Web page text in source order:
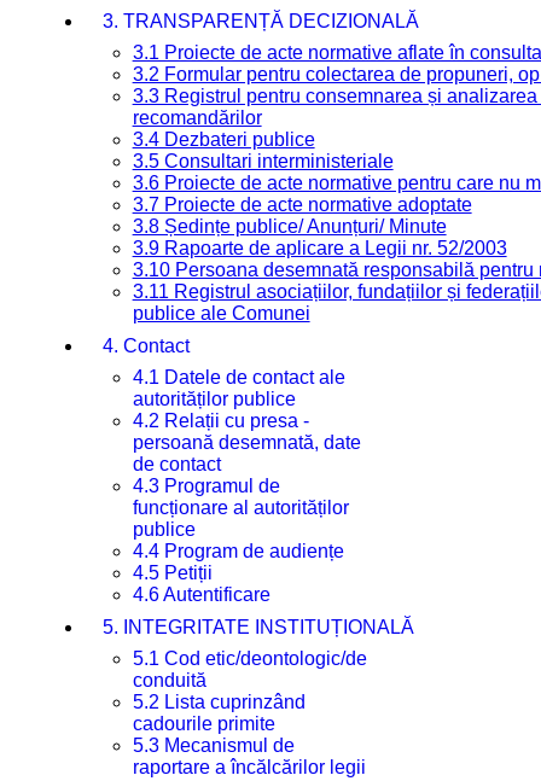
3. TRANSPARENȚĂ DECIZIONALĂ
3.1 Proiecte de acte normative aflate în
3.2 Formular pentru colectarea de propuneri,
3.3 Registrul pentru consemnarea și
recomandărilor
3.4 Dezbateri publice
3.5 Consultari interministeriale
3.6 Proiecte de acte normative pentru care nu
3.7 Proiecte de acte normative adoptate
3.8 Ședințe publice/ Anunțuri/ Minute
3.9 Rapoarte de aplicare a Legii nr. 52/2003
3.10 Persoana desemnată responsabilă
3.11 Registrul asociațiilor, fundațiilor și
publice ale Comunei
4. Contact
4.1 Datele de contact ale
autorităților publice
4.2 Relații cu presa -
persoană desemnată, date
de contact
4.3 Programul de
funcționare al autorităților
publice
4.4 Program de audiențe
4.5 Petiții
4.6 Autentificare
5. INTEGRITATE INSTITUȚIONALĂ
5.1 Cod etic/deontologic/de
conduită
5.2 Lista cuprinzând
cadourile primite
5.3 Mecanismul de
raportare a încălcărilor legii